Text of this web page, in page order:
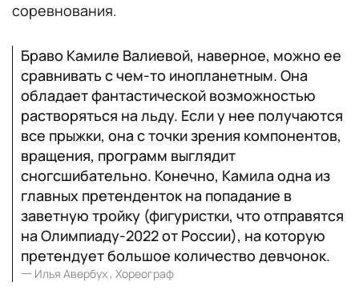
соревнования.
Браво Камиле Валиевой, наверное, можно ее
сравнивать с чем-то инопланетным. Она
обладает фантастической возможностью
растворяться на льду. Если у нее получаются
все прыжки, она с точки зрения компонентов,
вращения, программ выглядит
сногсшибательно. Конечно, Камила одна из
главных претенденток на попадание в
заветную тройку (фигуристки, что отправятся
на Олимпиаду-2022 от России), на которую
претендует большое количество девчонок.
一 Илья Авербух , Хореограф